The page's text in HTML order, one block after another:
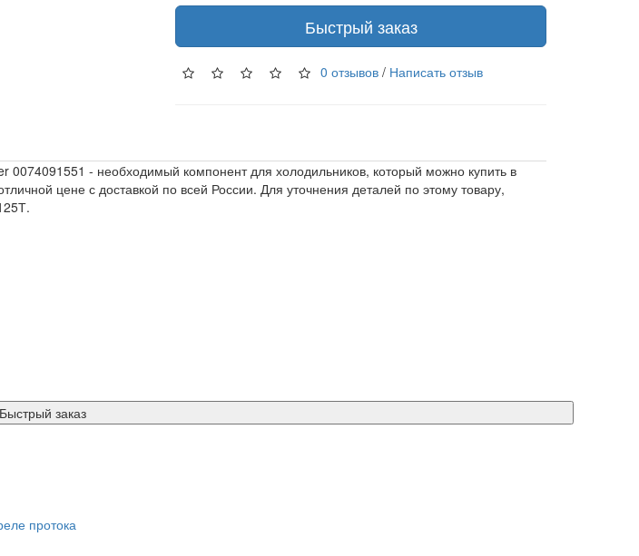
Быстрый заказ
0 отзывов / Написать отзыв
0074091551 - необходимый компонент для холодильников, который можно купить в
цене с доставкой по всей России. Для уточнения деталей по этому товару,
Быстрый заказ
протока